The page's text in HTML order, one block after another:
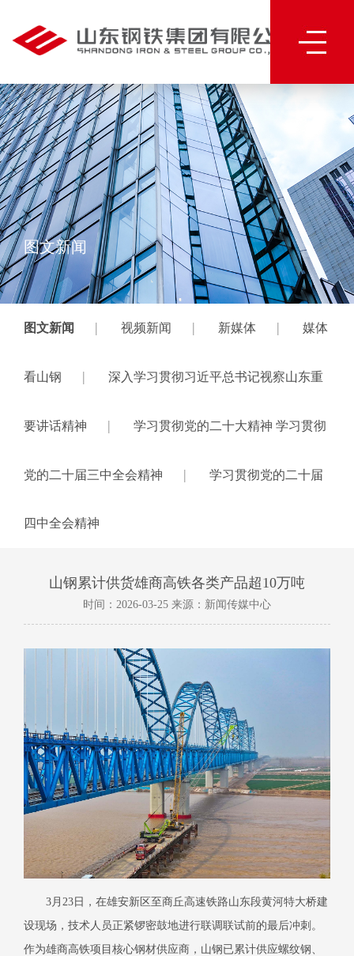
图文新闻
图文新闻 | 视频新闻 | 新媒体 | 媒体
看山钢 | 深入学习贯彻习近平总书记视察山东重
要讲话精神 | 学习贯彻党的二十大精神 学习贯彻
党的二十届三中全会精神 | 学习贯彻党的二十届
四中全会精神
山钢累计供货雄商高铁各类产品超10万吨
时间：2026-03-25 来源：新闻传媒中心
3月23日，在雄安新区至商丘高速铁路山东段黄河特大桥建
设现场，技术人员正紧锣密鼓地进行联调联试前的最后冲刺。
作为雄商高铁项目核心钢材供应商，山钢已累计供应螺纹钢、